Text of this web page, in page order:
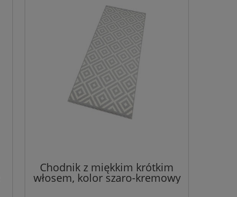
Chodnik z miękkim krótkim
włosem, kolor szaro-kremowy